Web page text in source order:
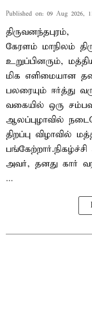
Published on: 09 Aug 2026,
திருவனந்தபுரம்,
கேரளம் மாநிலம்
உறுப்பினரும்,
மிக எளிமையான
பலரையும் ஈர்த்து
வகையில் ஒரு
ஆலப்புழாவில்
திறப்பு விழாவில்
அவர், தனது கார்
...